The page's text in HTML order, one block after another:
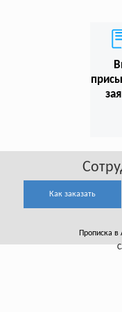
Как заказать
Прописка в